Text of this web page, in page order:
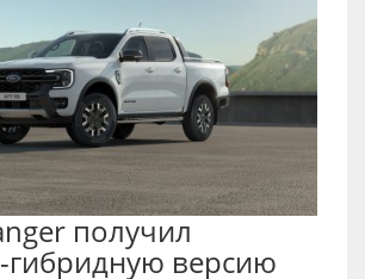
получил
гибридную версию